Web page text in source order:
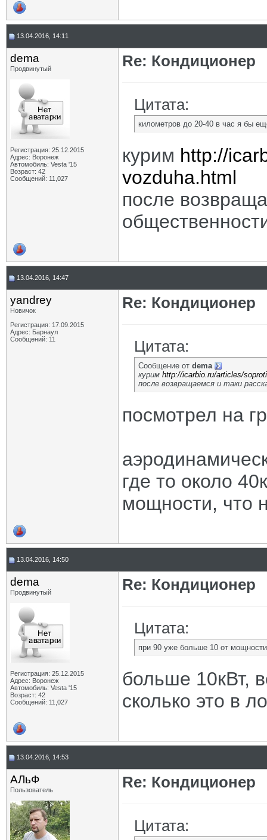
13.04.2016, 14:11
dema
Продвинутый
Регистрация: 25.12.2015
Адрес: Воронеж
Автомобиль: Vesta '15
Возраст: 42
Сообщений: 11,027
Re: Кондиционер
Цитата:
километров до 20-40 в час я бы
курим http://
vozduha.html
после
13.04.2016, 14:47
yandrey
Новичок
Регистрация: 17.09.2015
Адрес: Барнаул
Сообщений: 11
Re: Кондиционер
Цитата:
Сообщение от dema
курим http://icarbio.ru/articles/
после возвращаемся и таки
посмотрел на
где то около
мощности, что
13.04.2016, 14:50
dema
Продвинутый
Регистрация: 25.12.2015
Адрес: Воронеж
Автомобиль: Vesta '15
Возраст: 42
Сообщений: 11,027
Re: Кондиционер
Цитата:
при 90 уже больше 10 от
больше 10кВт,
сколько это в
13.04.2016, 14:53
АЛьФ
Пользователь Re: Кондиционер
Цитата: